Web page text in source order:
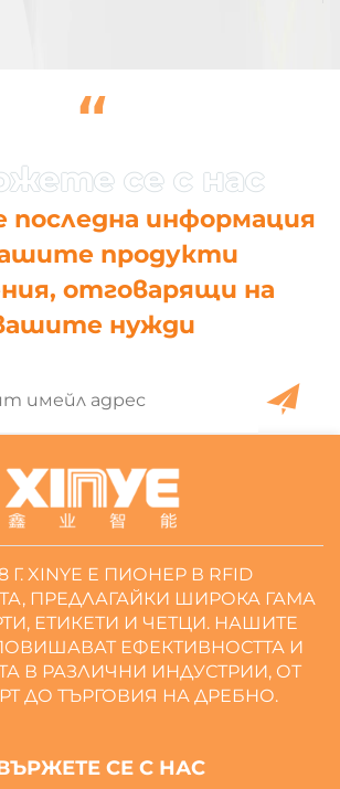
“
последна информация
продукти
отговарящи на
нужди
Г. XINYE Е ПИОНЕР В RFID
ПРЕДЛАГАЙКИ ШИРОКА ГАМА
ЕТИКЕТИ И ЧЕТЦИ. НАШИТЕ
ЕФЕКТИВНОСТТА И
В РАЗЛИЧНИ ИНДУСТРИИ, ОТ
ДО ТЪРГОВИЯ НА ДРЕБНО.
СЕ С НАС